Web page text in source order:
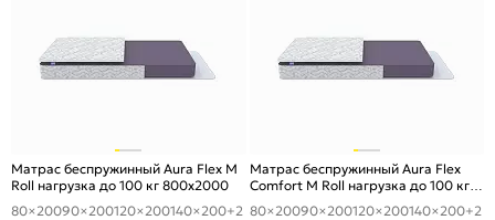
Матрас беспружинный Aura Flex M
Roll нагрузка до 100 кг 800x2000
80×20090×200120×200140×200+2
Матрас беспружинный Aura Flex
Comfort M Roll нагрузка до 100 кг
800x2000
80×20090×200120×200140×200+2